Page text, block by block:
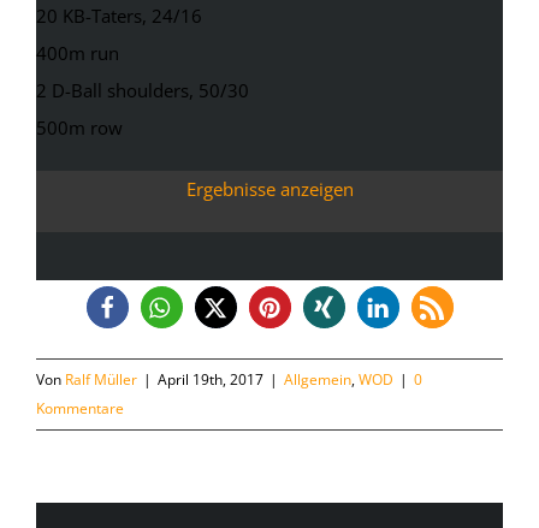
20 KB-Taters, 24/16
400m run
2 D-Ball shoulders, 50/30
500m row
Ergebnisse anzeigen
Von Ralf Müller | April 19th, 2017 | Allgemein,WOD | 0
Kommentare